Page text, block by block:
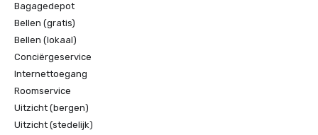
2016: Pinnacle Award - Beste gaming-accommodatie,
succesvolle vergaderingen
2016: Best of Award, Meetings Today
Bagagedepot
Bellen (gratis)
Bellen (lokaal)
Conciërgeservice
Internettoegang
Roomservice
Uitzicht (bergen)
Uitzicht (stedelijk)